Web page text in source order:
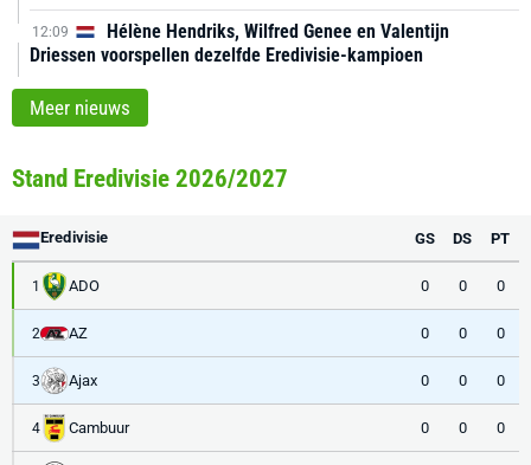
12:09
Hélène Hendriks, Wilfred Genee en Valentijn
Driessen voorspellen dezelfde Eredivisie-kampioen
Meer nieuws
Stand Eredivisie 2026/2027
Eredivisie GS DS PT
1 ADO 0 0 0
2 AZ 0 0 0
3 Ajax 0 0 0
4 Cambuur 0 0 0